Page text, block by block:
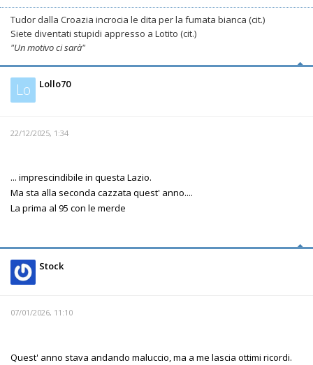
Tudor dalla Croazia incrocia le dita per la fumata bianca (cit.)
Siete diventati stupidi appresso a Lotito (cit.)
"Un motivo ci sarà"
Lo Lollo70
22/12/2025, 1:34
... imprescindibile in questa Lazio.
Ma sta alla seconda cazzata quest' anno....
La prima al 95 con le merde
Stock
07/01/2026, 11:10
Quest' anno stava andando maluccio, ma a me lascia ottimi ricordi.